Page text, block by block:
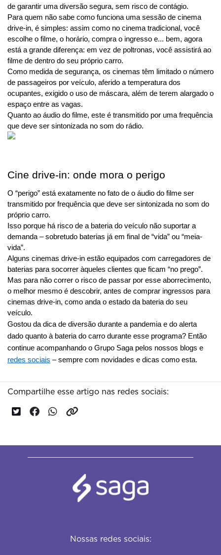
de garantir uma diversão segura, sem risco de contágio.
Para quem não sabe como funciona uma sessão de cinema
drive-in, é simples: assim como no cinema tradicional, você
escolhe o filme, o horário, compra o ingresso e... bem, agora
está a grande diferença: em vez de poltronas, você assistirá ao
filme de dentro do seu próprio carro.
Como medida de segurança, os cinemas têm limitado o número
de passageiros por veículo, aferido a temperatura dos
ocupantes, exigido o uso de máscara, além de terem alargado o
espaço entre as vagas.
Quanto ao áudio do filme, este é transmitido por uma frequência
que deve ser sintonizada no som do rádio.
Cine drive-in: onde mora o perigo
O “perigo” está exatamente no fato de o áudio do filme ser
transmitido por frequência que deve ser sintonizada no som do
próprio carro.
Isso porque há risco de a bateria do veículo não suportar a
demanda – sobretudo baterias já em final de “vida” ou “meia-
vida”.
Alguns cinemas drive-in estão equipados com carregadores de
baterias para socorrer àqueles clientes que ficam “no prego”.
Mas para não correr o risco de passar por esse aborrecimento,
o melhor mesmo é descobrir, antes de comprar ingressos para
cinemas drive-in, como anda o estado da bateria do seu
veículo.
Gostou da dica de diversão durante a pandemia e do alerta
dado quanto à bateria do carro durante esse programa? Então
redes sociais – sempre com novidades e dicas como esta.
Compartilhe esse artigo nas redes sociais:
Nossas redes sociais: